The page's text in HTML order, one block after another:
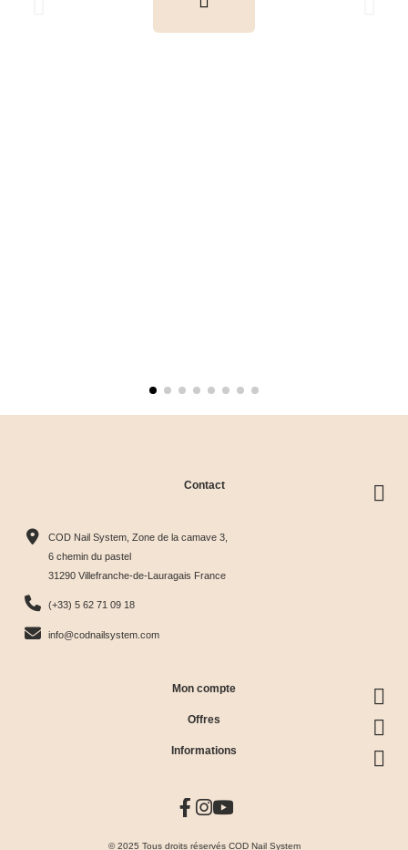
Contact
COD Nail System, Zone de la camave 3,
6 chemin du pastel
31290 Villefranche-de-Lauragais France
(+33) 5 62 71 09 18
info@codnailsystem.com
Mon compte
Offres
Informations
© 2025 Tous droits réservés COD Nail System